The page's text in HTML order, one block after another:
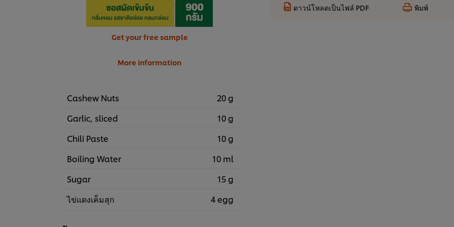
Get your free sample
More information
Cashew Nuts
20 g
Garlic, sliced
10 g
Chili Paste
10 g
Boiling Water
10 ml
Sugar
15 g
ไข่แดงเค็มสุก
4 egg
ดาวน์โหลดเป็นไฟล์ PDF พิมพ์